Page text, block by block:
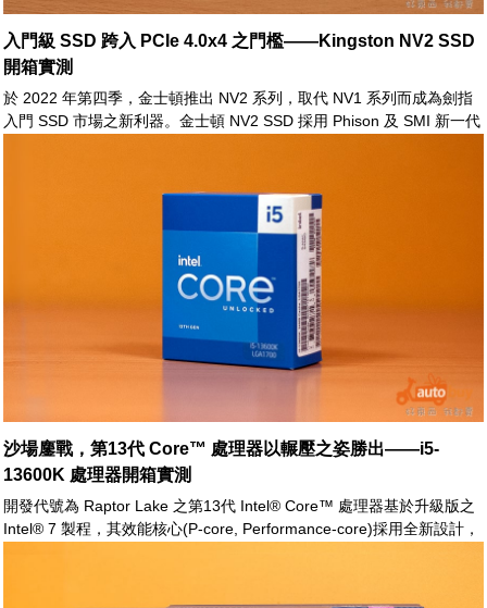
入門級 SSD 跨入 PCIe 4.0x4 之門檻——Kingston NV2 SSD
開箱實測
於 2022 年第四季，金士頓推出 NV2 系列，取代 NV1 系列而成為劍指
入門 SSD 市場之新利器。金士頓 NV2 SSD 採用 Phison 及 SMI 新一代
MB/s，如此之效能表現已可以與主流 PCIe 3.0x4 SSD 相抗衡。
沙場鏖戰，第13代 Core™ 處理器以輾壓之姿勝出——i5-
13600K 處理器開箱實測
開發代號為 Raptor Lake 之第13代 Intel® Core™ 處理器基於升級版之
Intel® 7 製程，其效能核心(P-core, Performance-core)採用全新設計，